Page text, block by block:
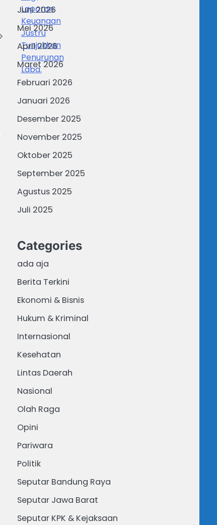
Juni 2026
Mei 2026
April 2026
Maret 2026
Februari 2026
Januari 2026
Desember 2025
November 2025
Oktober 2025
September 2025
Agustus 2025
Juli 2025
Categories
ada aja
Berita Terkini
Ekonomi & Bisnis
Hukum & Kriminal
Internasional
Kesehatan
Lintas Daerah
Nasional
Olah Raga
Opini
Pariwara
Politik
Seputar Bandung Raya
Seputar Jawa Barat
Seputar KPK & Kejaksaan